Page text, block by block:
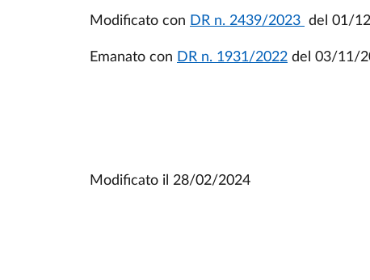
Modificato con DR n. 2439/2023 del 01/
Emanato con DR n. 1931/2022 del 03/11/
Modificato il 28/02/2024